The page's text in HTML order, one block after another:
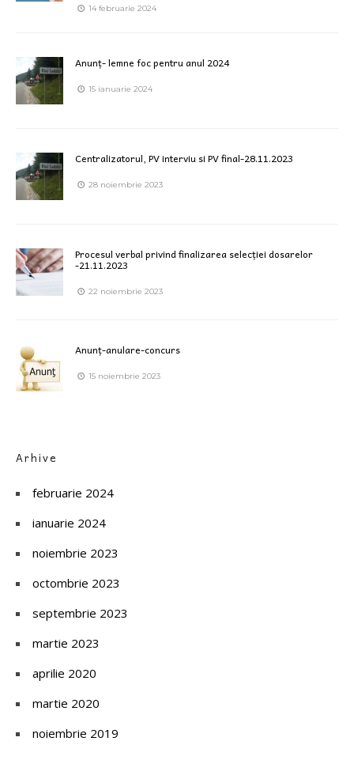
14 februarie 2024
Anunț- lemne foc pentru anul 2024
15 ianuarie 2024
Centralizatorul, PV interviu si PV final-28.11.2023
28 noiembrie 2023
Procesul verbal privind finalizarea selecției dosarelor
-21.11.2023
22 noiembrie 2023
Anunț-anulare-concurs
15 noiembrie 2023
Arhive
februarie 2024
ianuarie 2024
noiembrie 2023
octombrie 2023
septembrie 2023
martie 2023
aprilie 2020
martie 2020
noiembrie 2019